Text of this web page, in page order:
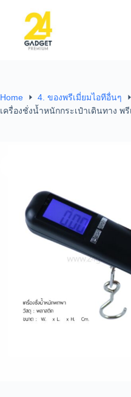
Home
4. ของพรีเมี่ยมไอทีอื่นๆ
เครื่องชั่งน้ำหนักกระเป๋าเดินทาง พรี